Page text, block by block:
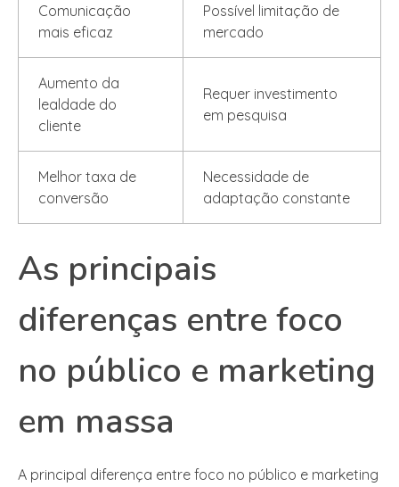
Comunicação
mais eficaz
Possível limitação de
mercado
Aumento da
lealdade do
cliente
Requer investimento
em pesquisa
Melhor taxa de
conversão
Necessidade de
adaptação constante
As principais
diferenças entre foco
no público e marketing
em massa
A principal diferença entre foco no público e marketing